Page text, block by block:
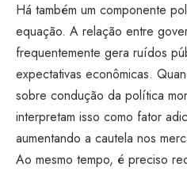
Há também um componente
equação. A relação entre
frequentemente gera ruídos
expectativas econômicas.
sobre condução da política
interpretam isso como fator
aumentando a cautela nos
Ao mesmo tempo, é preciso